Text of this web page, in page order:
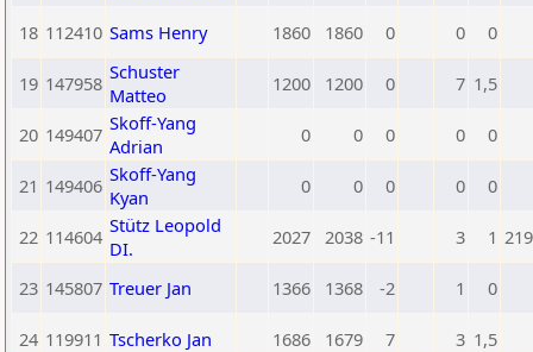
18 112410 Sams Henry 1860 1860 0 0 0
19 147958 Schuster
Matteo
1200 1200 0 7 1,5
20 149407 Skoff-Yang
Adrian
0 0 0 0 0
21 149406 Skoff-Yang
Kyan
0 0 0 0 0
22 114604 Stütz Leopold
DI.
2027 2038 -11 3 1
23 145807 Treuer Jan 1366 1368 -2 1 0
24 119911 Tscherko Jan 1686 1679 7 3 1,5